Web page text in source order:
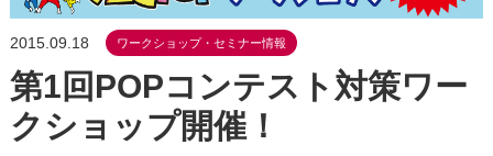
2015.09.18 ワークショップ・セミナー情報
第1回POPコンテスト対策ワー
クショップ開催！